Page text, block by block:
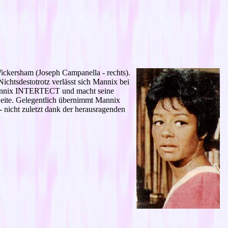
(Joseph Campanella - rechts).
verlässt sich Mannix bei
INTERTECT und macht seine
Gelegentlich übernimmt Mannix
zuletzt dank der herausragenden